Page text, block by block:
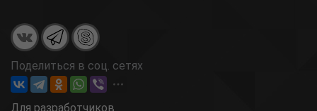
Поделиться в соц. сетях
Для разработчиков